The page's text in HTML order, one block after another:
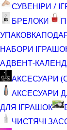
СУВЕНІРИ /
БРЕЛОКИ
УПАКОВКА
НАБОРИ
АДВЕНТ-
АКСЕСУАРИ
АКСЕСУАРИ
ДЛЯ ІГРАШОК
ЧИСТЯЧІ